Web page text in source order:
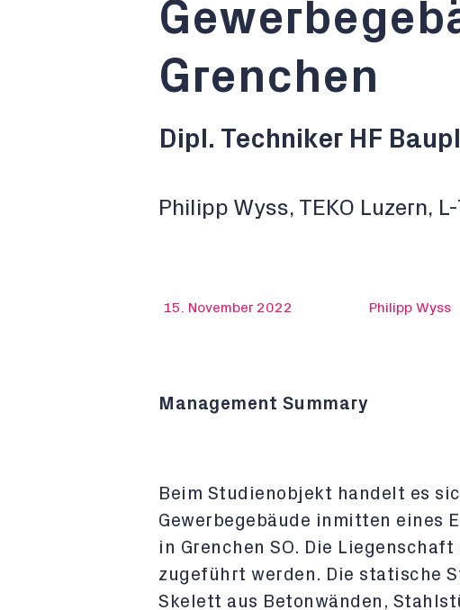
Grenchen
Dipl. Techniker HF
Philipp Wyss, TEKO Luzern,
15. November 2022 Philipp Wyss
Management Summary
Beim Studienobjekt handelt es
Gewerbegebäude inmitten eines
in Grenchen SO. Die
zugeführt werden. Die statische
Skelett aus Betonwänden,